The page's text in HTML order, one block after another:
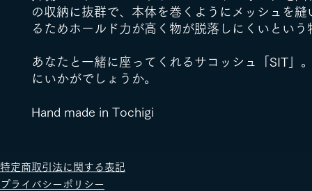
の収納に抜群で、本体を巻くようにメッシュを縫
るためホールド力が高く物が脱落しにくいという
あなたと一緒に座ってくれるサコッシュ「SIT」
にいかがでしょうか。
Hand made in Tochigi
​特定商取引法に関する表記
​プライバシーポリシー